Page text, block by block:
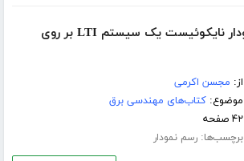
دانلود کتاب رسم نمودار نایکوئیست یک سیستم LTI بر روی
از: مجسن اکرمی
موضوع:کتاب‌های مهندسی برق
۴۲ صفحه
برچسب‌ها:رسم نمودار